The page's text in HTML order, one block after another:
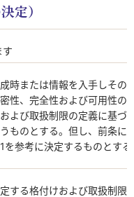
定）
す
時または情報を入手しその
性、完全性および可用性
よび取扱制限の定義に基づ
ものとする。但し、前条
を参考に決定するものとする
する格付けおよび取扱制限